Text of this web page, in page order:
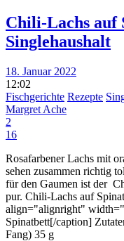
Chili-Lachs auf
Singlehaushalt
18. Januar 2022
12:02
Fischgerichte Rezepte
Margret Ache
2
16
Rosafarbener Lachs mit
sehen zusammen richtig
für den Gaumen ist der
pur. Chili-Lachs auf
align="alignright"
Spinatbett[/caption]
Fang) 35 g